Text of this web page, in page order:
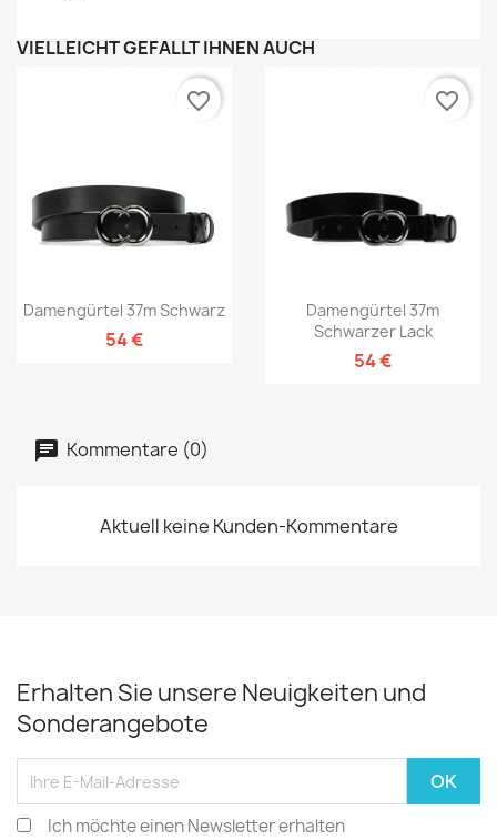
VIELLEICHT GEFÄLLT IHNEN AUCH
Damengürtel 37m Schwarz
54 €
favorite_border
Damengürtel 37m
Schwarzer Lack
54 €
favorite_border
Kommentare (0)
Aktuell keine Kunden-Kommentare
Erhalten Sie unsere Neuigkeiten und
Sonderangebote
Ich möchte einen Newsletter erhalten